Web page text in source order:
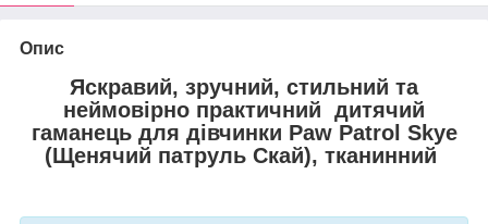
Опис
Яскравий, зручний, стильний та
неймовірно практичний дитячий
гаманець для дівчинки Paw Patrol Skye
(Щенячий патруль Скай), тканинний